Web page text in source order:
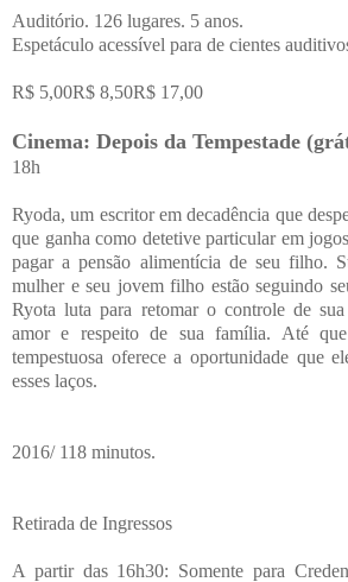
Auditório. 126 lugares. 5 anos.
Espetáculo acessível para de cientes
R$ 5,00R$ 8,50R$ 17,00
Cinema: Depois da Tempestade
18h
Ryoda, um escritor em decadência que
que ganha como detetive particular em
pagar a pensão alimentícia de seu filho.
mulher e seu jovem filho estão seguindo
Ryota luta para retomar o controle de
amor e respeito de sua família. Até
tempestuosa oferece a oportunidade que
esses laços.
2016/ 118 minutos.
Retirada de Ingressos
A partir das 16h30: Somente para